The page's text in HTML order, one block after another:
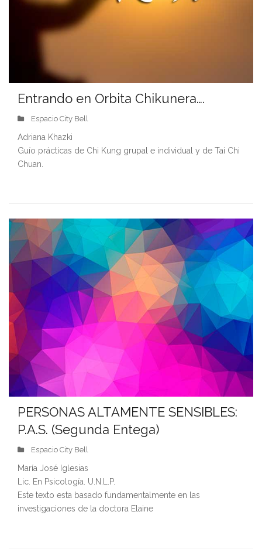
Entrando en Orbita Chikunera….
Espacio City Bell
Adriana Khazki
Guío prácticas de Chi Kung grupal e individual y de Tai Chi
Chuan.
PERSONAS ALTAMENTE SENSIBLES:
P.A.S. (Segunda Entega)
Espacio City Bell
María José Iglesias
Lic. En Psicología. U.N.L.P.
Este texto esta basado fundamentalmente en las
investigaciones de la doctora Elaine